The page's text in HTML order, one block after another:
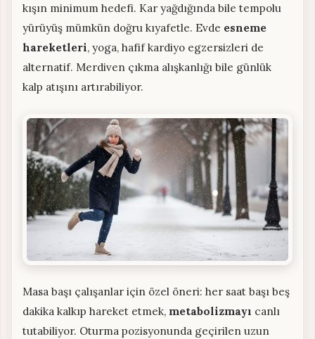
kışın minimum hedefi. Kar yağdığında bile tempolu
yürüyüş mümkün doğru kıyafetle. Evde esneme
hareketleri, yoga, hafif kardiyo egzersizleri de
alternatif. Merdiven çıkma alışkanlığı bile günlük
kalp atışını artırabiliyor.
Masa başı çalışanlar için özel öneri: her saat başı beş
dakika kalkıp hareket etmek, metabolizmayı canlı
tutabiliyor. Oturma pozisyonunda geçirilen uzun